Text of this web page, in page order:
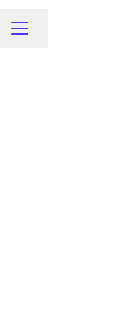
Karriärmeny
Dela sidan